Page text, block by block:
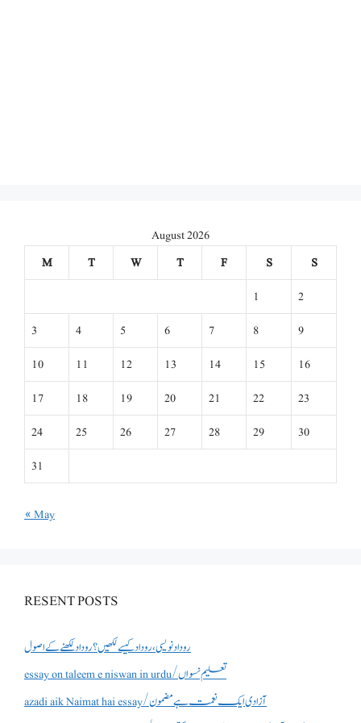
August 2026
M
T W T F S
S
1
2
3
4 5 6 7 8
9
10
11 12 13 14 15
16
17
18 19 20 21 22
23
24
25 26 27 28 29
30
31
« May
RESENT POSTS
روداد نویسی ،روداد کیسے لکھیں؟ روداد لکھنے کے اصول
essay on taleem e niswan in urdu/تعلیم نسواں
azadi aik Naimat hai essay/آزادی ایک نعمت ہے مضمون